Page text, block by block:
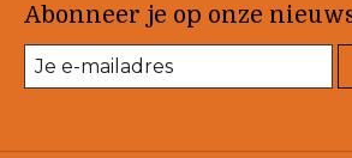
Abonneer je op onze